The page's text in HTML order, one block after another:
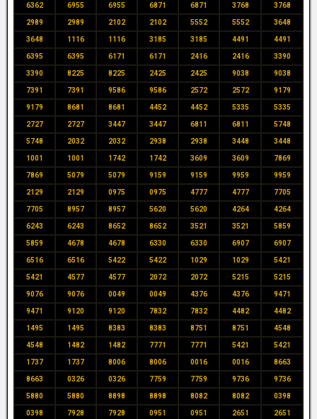
6362 6955 6955 6871 6871 3768 3768
2989 2989 2102 2102 5552 5552 3648
3648 1116 1116 3185 3185 4491 4491
6395 6395 6171 6171 2416 2416 3390
3390 8225 8225 2425 2425 9038 9038
7391 7391 9586 9586 2572 2572 9179
9179 8681 8681 4452 4452 5335 5335
2727 2727 3447 3447 6811 6811 5748
5748 2032 2032 2938 2938 3448 3448
1001 1001 1742 1742 3609 3609 7869
7869 5079 5079 9159 9159 9959 9959
2129 2129 0975 0975 4777 4777 7705
7705 8957 8957 5620 5620 4264 4264
6243 6243 8652 8652 3521 3521 5859
5859 4678 4678 6330 6330 6907 6907
6516 6516 5422 5422 1029 1029 5421
5421 4577 4577 2072 2072 5215 5215
9076 9076 0049 0049 4376 4376 9471
9471 9120 9120 7832 7832 4482 4482
1495 1495 8383 8383 8751 8751 4548
4548 1482 1482 7771 7771 5421 5421
1737 1737 8006 8006 0016 0016 8663
8663 0326 0326 7759 7759 9736 9736
5880 5880 8898 8898 8082 8082 0398
0398 7928 7928 0951 0951 2651 2651